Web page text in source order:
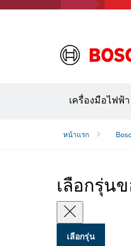
เครื่องมือไฟฟ้า
หน้าแรก
เลือกรุ่น
เลือกรุ่น